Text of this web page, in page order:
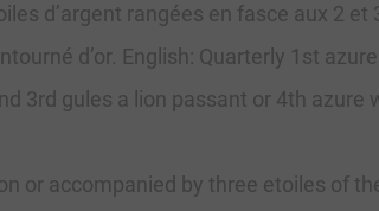
d’argent rangées en fasce aux 2 et
d’or. English: Quarterly 1st
3rd gules a lion passant or 4th azure
or accompanied by three etoiles of